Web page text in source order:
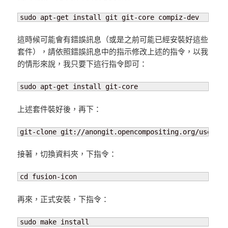
sudo apt-get install git git-core compiz-dev
這時候可能會有錯誤訊息（或是之前可能已經安裝好這些
套件），請依照錯誤訊息中的指示修改上述的指令，以我
的情形來說，我只要下這行指令即可：
sudo apt-get install git-core
上述套件裝好後，再下：
git-clone git://anongit.opencompositing.org/users/
接著，切換資料夾，下指令：
cd fusion-icon
再來，正式安裝，下指令：
sudo make install